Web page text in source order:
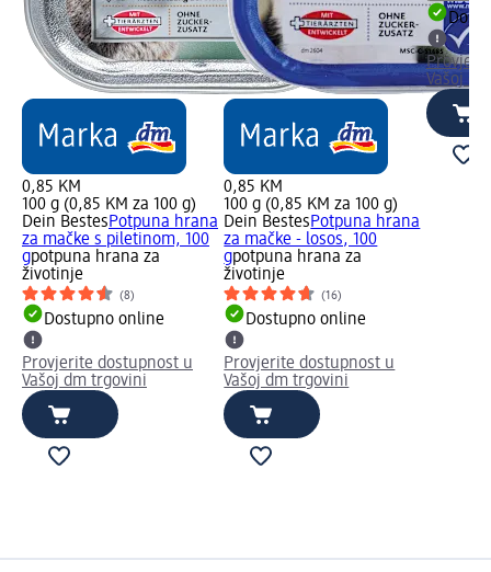
0,85 KM
100 g (0,85 KM za 100 g)
Dein BestesPotpuna hrana
za mačke s piletinom, 100
gpotpuna hrana za
životinje
(8)
Dostupno online
Provjerite dostupnost u
Vašoj dm trgovini
0,85 KM
100 g (0,85 KM za 100 g)
Dein BestesPotpuna hrana
za mačke - losos, 100
gpotpuna hrana za
životinje
(16)
Dostupno online
Provjerite dostupnost u
Vašoj dm trgovini
Vašoj